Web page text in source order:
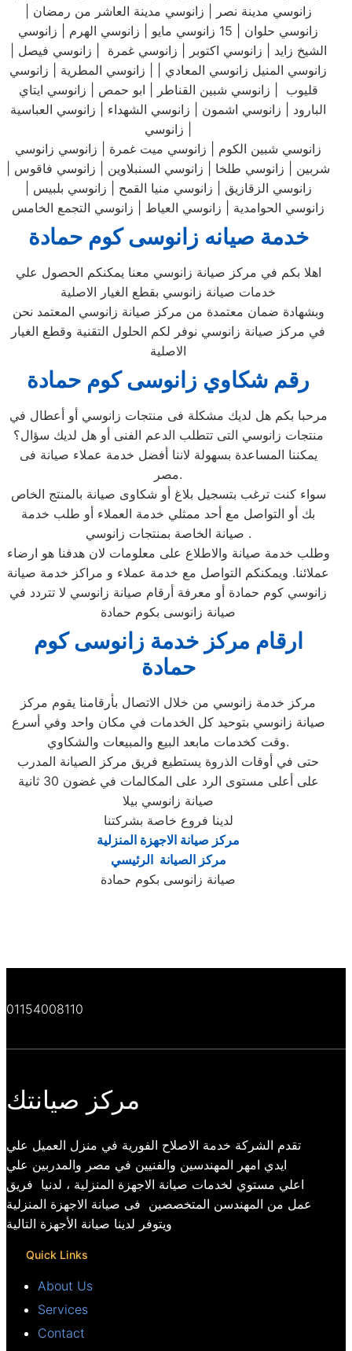
زانوسي مدينة نصر | زانوسي مدينة العاشر من رمضان |
زانوسي حلوان | 15 زانوسي مايو | زانوسي الهرم | زانوسي
الشيخ زايد | زانوسي اكتوبر | زانوسي غمرة | زانوسي فيصل |
زانوسي المنيل زانوسي المعادي | | زانوسي المطرية | زانوسي
قليوب | زانوسي شبين القناطر | ابو حمص | زانوسي ايتاي
البارود | زانوسي اشمون | زانوسي الشهداء | زانوسي العباسية
زانوسي شبين الكوم | زانوسي ميت غمرة | زانوسي زانوسي
شربين | زانوسي طلخا | زانوسي السنبلاوين | زانوسي فاقوس |
زانوسي الزقازيق | زانوسي منيا القمح | زانوسي بلبيس |
زانوسي الحوامدية | زانوسي العياط | زانوسي التجمع الخامس
خدمة صيانه زانوسى كوم حمادة
اهلا بكم في مركز صيانة زانوسي معنا يمكنكم الحصول علي
خدمات صيانة زانوسي بقطع الغيار الاصلية
وبشهادة ضمان معتمدة من مركز صيانة زانوسي المعتمد نحن
في مركز صيانة زانوسي نوفر لكم الحلول التقنية وقطع الغيار
الاصلية
رقم شكاوي زانوسى كوم حمادة
مرحبا بكم هل لديك مشكلة فى منتجات زانوسي أو أعطال في
منتجات زانوسي التى تتطلب الدعم الفنى أو هل لديك سؤال؟
يمكننا المساعدة بسهولة لاننا أفضل خدمة عملاء صيانة فى
مصر.
سواء كنت ترغب بتسجيل بلاغ أو شكاوى صيانة بالمنتج الخاص
بك أو التواصل مع أحد ممثلي خدمة العملاء أو طلب خدمة
صيانة الخاصة بمنتجات زانوسي .
وطلب خدمة صيانة والاطلاع على معلومات لان هدفنا هو ارضاء
عملائنا. ويمكنكم التواصل مع خدمة عملاء و مراكز خدمة صيانة
زانوسي كوم حمادة أو معرفة أرقام صيانة زانوسي لا تتردد في
صيانة زانوسى بكوم حمادة
ارقام مركز خدمة زانوسى كوم
حمادة
مركز خدمة زانوسي من خلال الاتصال بأرقامنا يقوم مركز
صيانة زانوسي بتوحيد كل الخدمات في مكان واحد وفي أسرع
وقت كخدمات مابعد البيع والمبيعات والشكاوي.
حتى في أوقات الذروة يستطيع فريق مركز الصيانة المدرب
على أعلى مستوى الرد على المكالمات في غضون 30 ثانية
صيانة زانوسي بيلا
لدينا فروع خاصة بشركتنا
مركز صيانة الاجهزة المنزلية
مركز الصيانة الرئيسي
صيانة زانوسى بكوم حمادة
01154008110
مركز صيانتك
تقدم الشركة خدمة الاصلاح الفورية في منزل العميل علي
ايدي امهر المهندسين والفنيين في مصر والمدربين علي
اعلي مستوي لخدمات صيانة الاجهزة المنزلية ، لدنيا فريق
عمل من المهندسن المتخصصين فى صيانة الاجهزة المنزلية
ويتوفر لدينا صيانة الأجهزة التالية
Quick Links
About Us
Services
Contact